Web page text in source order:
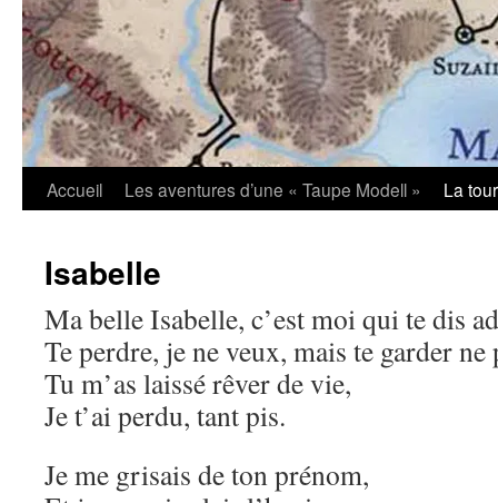
Accueil Les aventures d’une « Taupe Modell » La
Isabelle
Ma belle Isabelle, c’est moi qui te dis
Te perdre, je ne veux, mais te garder ne
Tu m’as laissé rêver de vie,
Je t’ai perdu, tant pis.
Je me grisais de ton prénom,